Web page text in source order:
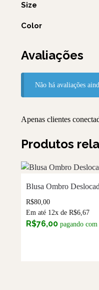
Size
Color
Avaliações
Não há avaliações
Apenas clientes
Produtos
Blusa Ombro
R$80,00
Em até 12x de R$6,67
R$76,00 pagando